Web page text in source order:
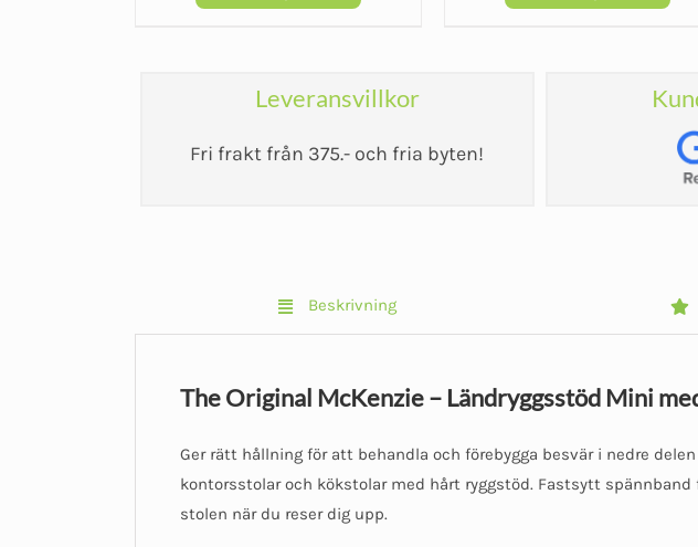
Leveransvillkor
Fri frakt från 375.- och fria byten!
Beskrivning
The Original McKenzie – Ländryggsstöd Mini
Ger rätt hållning för att behandla och förebygga besvär i nedre
kontorsstolar och kökstolar med hårt ryggstöd. Fastsytt
stolen när du reser dig upp.